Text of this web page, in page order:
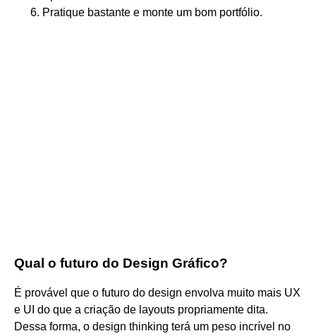
Pratique bastante e monte um bom portfólio.
Qual o futuro do Design Gráfico?
É provável que o futuro do design envolva muito mais UX
e UI do que a criação de layouts propriamente dita.
Dessa forma, o design thinking terá um peso incrível no